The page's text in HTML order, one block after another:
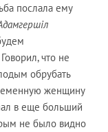
послала ему
что не
обрубать
женщину
в еще больший
не было видно